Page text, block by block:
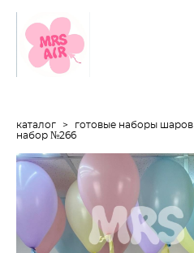
каталог > готовые наборы шаров
набор №266